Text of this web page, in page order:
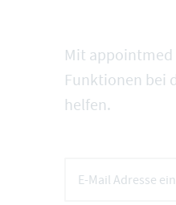
Mit appointmed
Funktionen bei
helfen.